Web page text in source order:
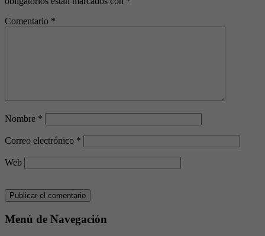
Comentario *
Nombre *
Correo electrónico *
Web
Menú de Navegación